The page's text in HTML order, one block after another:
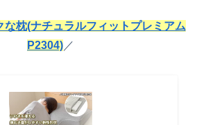
な枕(ナチュラルフィットプレミアム
P2304) ／